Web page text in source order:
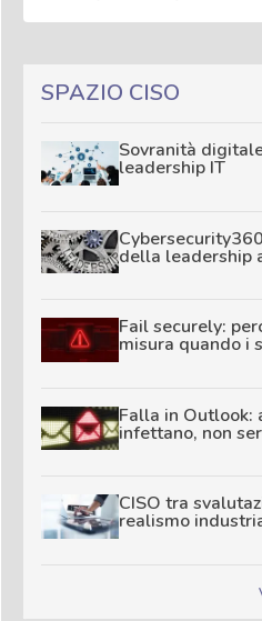
SPAZIO CISO
Sovranità
leadership IT
della leadership
Fail securely:
misura quando i
Falla in Outlook:
infettano, non
CISO tra
realismo